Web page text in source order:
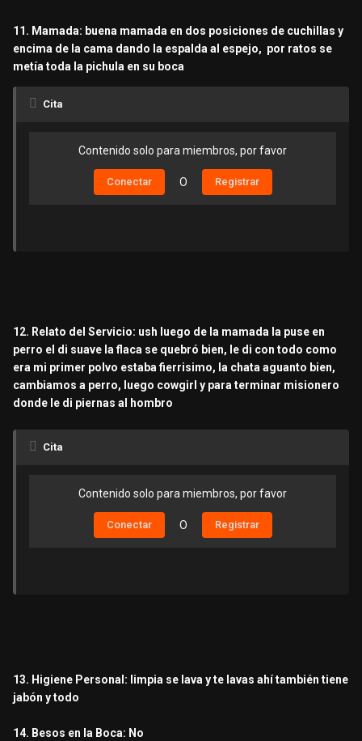
11. Mamada: buena mamada en dos posiciones de cuchillas y
encima de la cama dando la espalda al espejo, por ratos se
metía toda la pichula en su boca
Cita
Contenido solo para miembros, por favor
Conectar O Registrar
12. Relato del Servicio: ush luego de la mamada la puse en
perro el di suave la flaca se quebró bien, le di con todo como
era mi primer polvo estaba fierrisimo, la chata aguanto bien,
cambiamos a perro, luego cowgirl y para terminar misionero
donde le di piernas al hombro
Cita
Contenido solo para miembros, por favor
Conectar O Registrar
13. Higiene Personal: limpia se lava y te lavas ahí también tiene
jabón y todo
14. Besos en la Boca: No